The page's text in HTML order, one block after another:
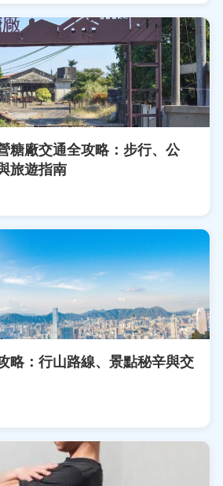
糖廠交通全攻略：步行、公
旅遊指南
略：行山路線、景點秘辛與交